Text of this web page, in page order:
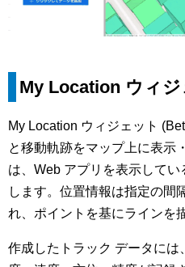
My Location ウィ
My Location ウィジェット
と移動軌跡をマップ上に表示
は、Web アプリを表示して
します。位置情報は指定の間
れ、ポイントを基にラインを
作成したトラック データに